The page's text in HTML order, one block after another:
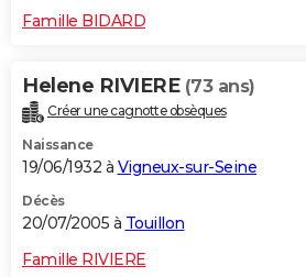
Famille BIDARD
Helene RIVIERE (73 ans)
Créer une cagnotte obsèques
Naissance
19/06/1932 à Vigneux-sur-Seine
Décès
20/07/2005 à Touillon
Famille RIVIERE